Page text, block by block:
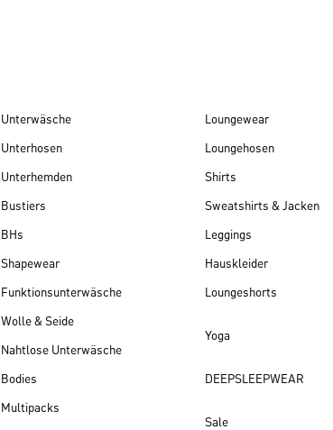
Unterwäsche
Unterhosen
Unterhemden
Bustiers
BHs
Shapewear
Funktionsunterwäsche
Wolle & Seide
Nahtlose Unterwäsche
Bodies
Multipacks
Loungewear
Loungehosen
Shirts
Sweatshirts & Jacken
Leggings
Hauskleider
Loungeshorts
Yoga
DEEPSLEEPWEAR
Sale